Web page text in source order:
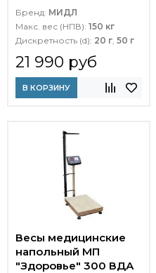
Бренд: МИДЛ
Макс. вес (НПВ): 150 кг
Дискретность (d): 20 г, 50 г
21 990 руб
В КОРЗИНУ
Весы медицинские
напольный МП
"Здоровье" 300 ВДА